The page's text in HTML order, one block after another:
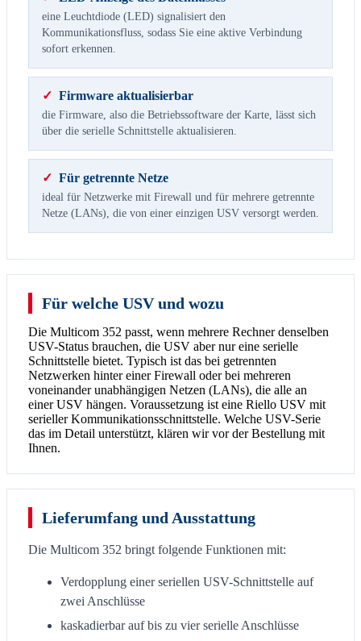
eine Leuchtdiode (LED) signalisiert den
Kommunikationsfluss, sodass Sie eine aktive Verbindung
sofort erkennen.
✓ Firmware aktualisierbar
die Firmware, also die Betriebssoftware der Karte, lässt sich
über die serielle Schnittstelle aktualisieren.
✓ Für getrennte Netze
ideal für Netzwerke mit Firewall und für mehrere getrennte
Netze (LANs), die von einer einzigen USV versorgt werden.
Für welche USV und wozu
Die Multicom 352 passt, wenn mehrere Rechner denselben
USV-Status brauchen, die USV aber nur eine serielle
Schnittstelle bietet. Typisch ist das bei getrennten
Netzwerken hinter einer Firewall oder bei mehreren
voneinander unabhängigen Netzen (LANs), die alle an
einer USV hängen. Voraussetzung ist eine Riello USV mit
serieller Kommunikationsschnittstelle. Welche USV-Serie
das im Detail unterstützt, klären wir vor der Bestellung mit
Ihnen.
Lieferumfang und Ausstattung
Die Multicom 352 bringt folgende Funktionen mit:
Verdopplung einer seriellen USV-Schnittstelle auf
zwei Anschlüsse
kaskadierbar auf bis zu vier serielle Anschlüsse